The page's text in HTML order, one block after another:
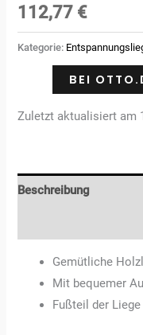
mit 4.33
von 5,
basierend
Kundenbewertungen
112,77 €
Kategorie:
BEI
Zuletzt aktualisiert am
Beschreibung
Gemütliche
Mit bequemer
Fußteil der